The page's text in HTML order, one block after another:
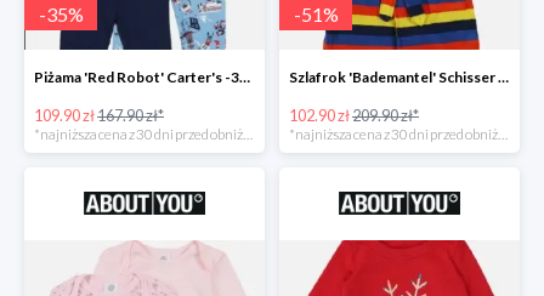
-35%
Piżama 'Red Robot' Carter's -35%
109.90 zł167.90 zł*
-51%
Szlafrok 'Bademantel' Schisser -51%
102.90 zł209.90 zł*